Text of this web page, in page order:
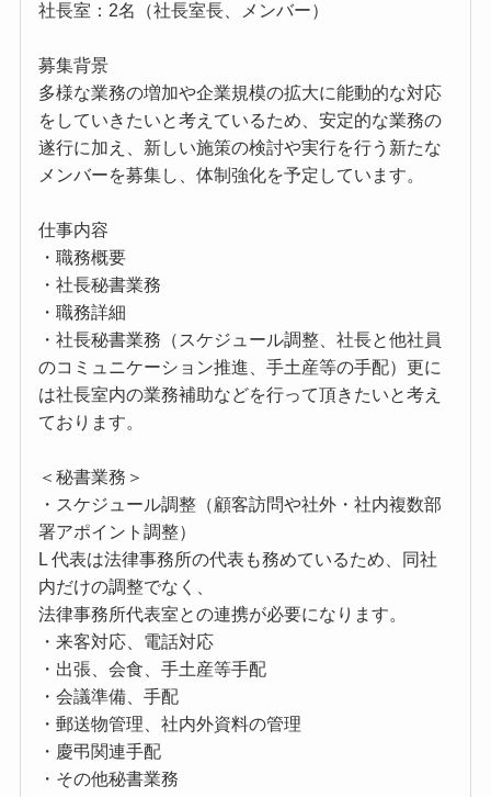
社長室：2名（社長室長、メンバー）
募集背景
多様な業務の増加や企業規模の拡大に能動的な対応
をしていきたいと考えているため、安定的な業務の
遂行に加え、新しい施策の検討や実行を行う新たな
メンバーを募集し、体制強化を予定しています。
仕事内容
・職務概要
・社長秘書業務
・職務詳細
・社長秘書業務（スケジュール調整、社長と他社員
のコミュニケーション推進、手土産等の手配）更に
は社長室内の業務補助などを行って頂きたいと考え
ております。
＜秘書業務＞
・スケジュール調整（顧客訪問や社外・社内複数部
署アポイント調整）
L 代表は法律事務所の代表も務めているため、同社
内だけの調整でなく、
法律事務所代表室との連携が必要になります。
・来客対応、電話対応
・出張、会食、手土産等手配
・会議準備、手配
・郵送物管理、社内外資料の管理
・慶弔関連手配
・その他秘書業務